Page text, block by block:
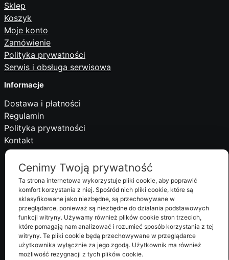
Sklep
Koszyk
Moje konto
Zamówienie
Polityka prywatności
Serwis i obsługa serwisowa
Informacje
Dostawa i płatności
Regulamin
Polityka prywatności
Kontakt
© RACOM. *Nadanie tego samego dnia dotyczy dni roboczych i
produktów dostępnych od ręki.
Cenimy Twoją prywatność
Ta strona internetowa wykorzystuje pliki cookie, aby poprawić
komfort korzystania z niej. Spośród nich pliki cookie, które są
sklasyfikowane jako niezbędne, są przechowywane w
przeglądarce, ponieważ są niezbędne do działania podstawowych
funkcji witryny. Używamy również plików cookie stron trzecich,
które pomagają nam analizować i rozumieć sposób korzystania z tej
witryny. Te pliki cookie będą przechowywane w przeglądarce
użytkownika wyłącznie za jego zgodą. Użytkownik ma również
możliwość rezygnacji z tych plików cookie.